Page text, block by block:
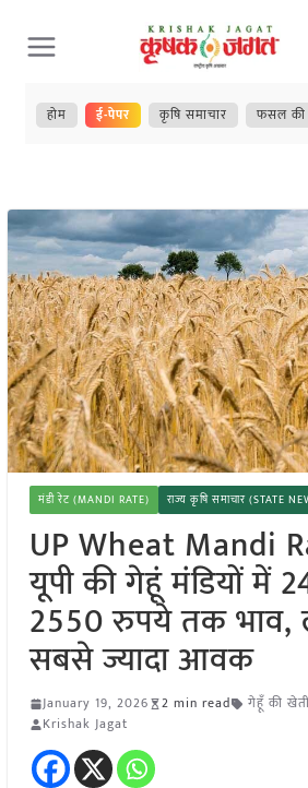
Skip
to
content
होम ई-पेपर कृषि समाचार फसल की
मंडी रेट (MANDI RATE) राज्य कृषि समाचार (STATE
UP Wheat Mandi
यूपी की गेहूं मंडियों में
2550 रुपये तक
सबसे ज्यादा आवक
January 19, 2026 2 min read गेहूँ की खेती
Krishak Jagat